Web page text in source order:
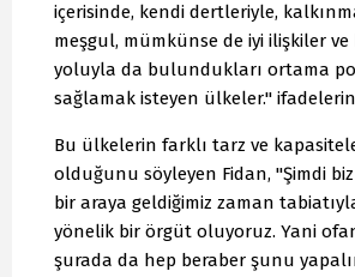
içerisinde, kendi dertleriyle,
meşgul, mümkünse de iyi ilişkiler
yoluyla da bulundukları ortama
sağlamak isteyen ülkeler."
Bu ülkelerin farklı tarz ve
olduğunu söyleyen Fidan, "Şimdi
bir araya geldiğimiz zaman
yönelik bir örgüt oluyoruz. Yani
şurada da hep beraber şunu